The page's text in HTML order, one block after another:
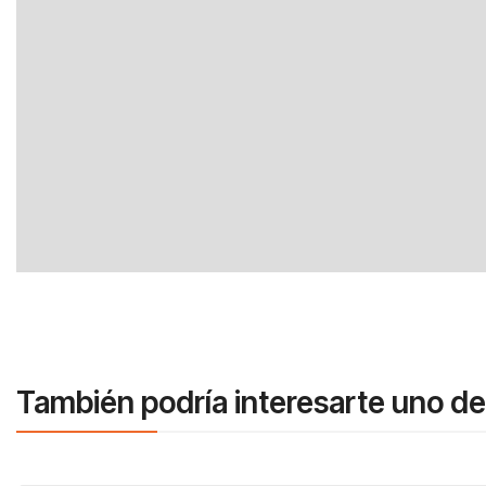
También podría interesarte uno